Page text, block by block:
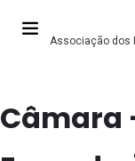
Associação dos
Câmara